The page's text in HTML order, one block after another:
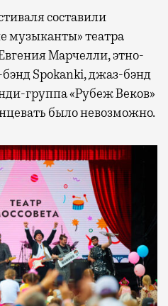
составили
музыканты» театра
Марчелли, этно-
Spokanki, джаз-бэнд
группа «Рубеж Веков»
было невозможно.